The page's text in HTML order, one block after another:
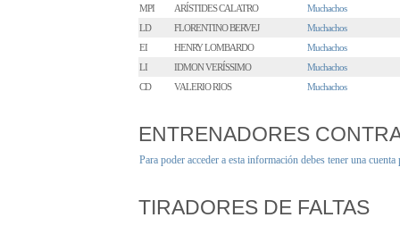
MPI
ARÍSTIDES CALATRO
Muchachos
LD
FLORENTINO BERVEJ
Muchachos
EI
HENRY LOMBARDO
Muchachos
LI
IDMON VERÍSSIMO
Muchachos
CD
VALERIO RIOS Muchachos
ENTRENADORES
Para poder acceder a esta información debes tener una
TIRADORES DE FALTAS